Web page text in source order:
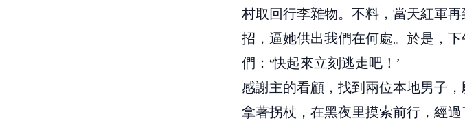
村取回行李雜物。不料，當天紅軍
招，逼她供出我們在何處。於是，
們：‘快起來立刻逃走吧！’
感謝主的看顧，找到兩位本地男子
拿著拐杖，在黑夜里摸索前行，經